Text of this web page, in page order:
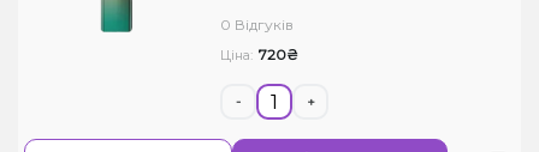
0 Відгуків
Ціна: 720₴
- +